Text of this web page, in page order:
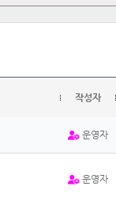
작성자
운영자
운영자